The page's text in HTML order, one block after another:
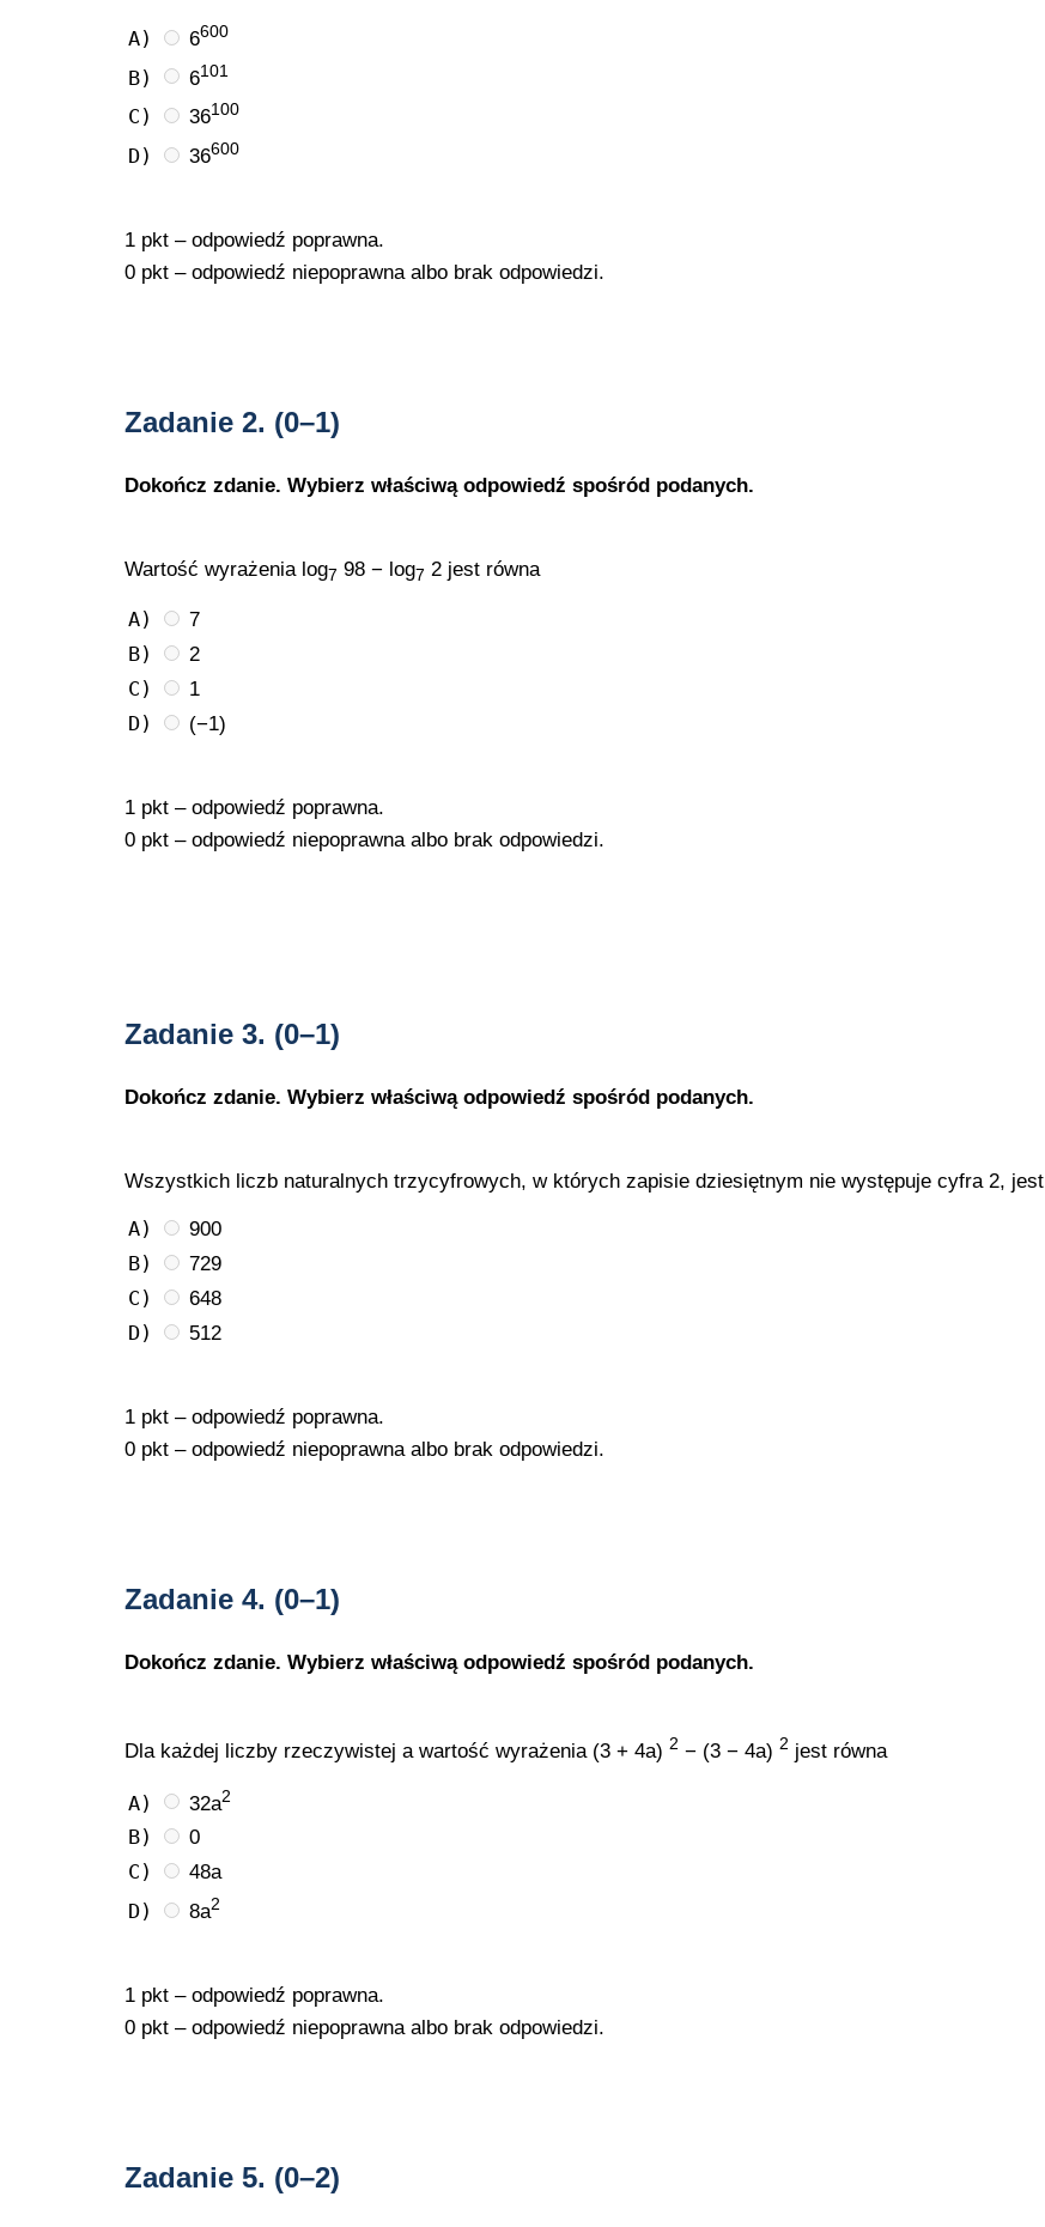
A) 6600
B) 6101
C) 36100
D) 36600
1 pkt – odpowiedź poprawna.
0 pkt – odpowiedź niepoprawna albo brak odpowiedzi.
Zadanie 2. (0–1)
Dokończ zdanie. Wybierz właściwą odpowiedź spośród podanych.
Wartość wyrażenia log7 98 − log7 2 jest równa
A) 7
B) 2
C) 1
D) (−1)
1 pkt – odpowiedź poprawna.
0 pkt – odpowiedź niepoprawna albo brak odpowiedzi.
Zadanie 3. (0–1)
Dokończ zdanie. Wybierz właściwą odpowiedź spośród podanych.
Wszystkich liczb naturalnych trzycyfrowych, w których zapisie dziesiętnym nie występuje cyfra 2, jest
A) 900
B) 729
C) 648
D) 512
1 pkt – odpowiedź poprawna.
0 pkt – odpowiedź niepoprawna albo brak odpowiedzi.
Zadanie 4. (0–1)
Dokończ zdanie. Wybierz właściwą odpowiedź spośród podanych.
Dla każdej liczby rzeczywistej a wartość wyrażenia (3 + 4a) 2 − (3 − 4a) 2 jest równa
A) 32a2
B) 0
C) 48a
D) 8a2
1 pkt – odpowiedź poprawna.
0 pkt – odpowiedź niepoprawna albo brak odpowiedzi.
Zadanie 5. (0–2)